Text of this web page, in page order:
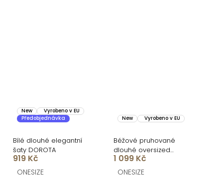
New
Vyrobeno v EU
Předobjednávka
Bílé dlouhé elegantní
šaty DOROTA
919 Kč
ONESIZE
New Vyrobeno v EU
Béžové pruhované
dlouhé oversized
bavlněné maxi košilové
šaty FLARETA
1 099 Kč
ONESIZE